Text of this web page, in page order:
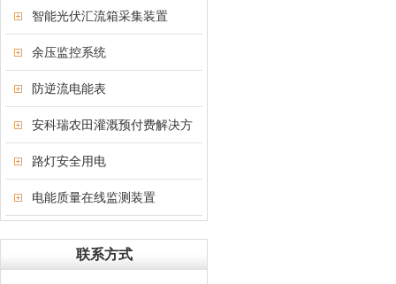
智能光伏汇流箱采集装置
余压监控系统
防逆流电能表
安科瑞农田灌溉预付费解决方
案
路灯安全用电
电能质量在线监测装置
联系方式